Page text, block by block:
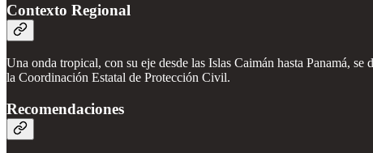
Contexto Regional
Una onda tropical, con su eje desde las Islas Caimán hasta Panamá,
la Coordinación Estatal de Protección Civil.
Recomendaciones